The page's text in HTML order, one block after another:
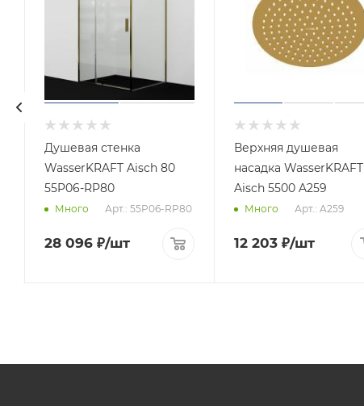
Душевая стенка
WasserKRAFT Aisch 80
55P06-RP80
Много Арт.: 55P06-RP80
28 096₽/шт
Верхняя душевая
насадка WasserKRAFT
Aisch 5500 A259
Много Арт.: A259
12 203₽/шт